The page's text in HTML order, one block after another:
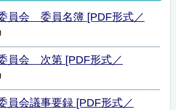
員会 委員名簿 [PDF形式／
員会 次第 [PDF形式／
員会議事要録 [PDF形式／